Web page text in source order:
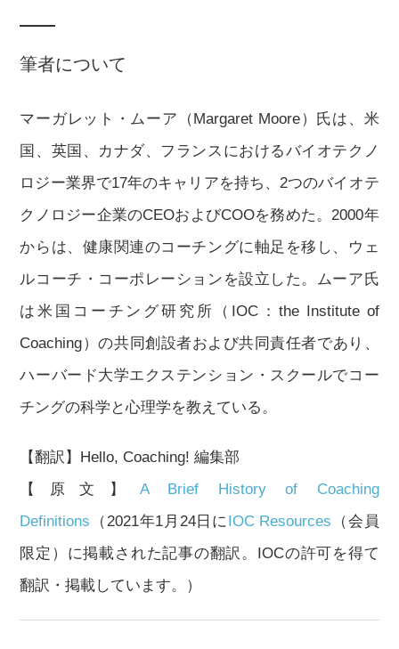
筆者について
マーガレット・ムーア（Margaret Moore）氏は、米
国、英国、カナダ、フランスにおけるバイオテクノ
ロジー業界で17年のキャリアを持ち、2つのバイオテ
クノロジー企業のCEOおよびCOOを務めた。2000年
からは、健康関連のコーチングに軸足を移し、ウェ
ルコーチ・コーポレーションを設立した。ムーア氏
は米国コーチング研究所（IOC：the Institute of
Coaching）の共同創設者および共同責任者であり、
ハーバード大学エクステンション・スクールでコー
チングの科学と心理学を教えている。
【翻訳】Hello, Coaching! 編集部
【原文】 A Brief History of Coaching
Definitions （2021年1月24日に IOC Resources （会員
限定）に掲載された記事の翻訳。IOCの許可を得て
翻訳・掲載しています。）